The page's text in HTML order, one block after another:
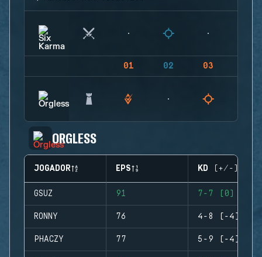
01 02 03
ORGLESS
JOGADOR EPS KD (+/-)
GSUZ 91 7-7 (0)
RONNY 76 4-8 (-4)
PHACZY 77 5-9 (-4)